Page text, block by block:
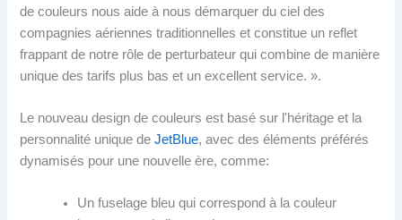
de couleurs nous aide à nous démarquer du ciel des
compagnies aériennes traditionnelles et constitue un reflet
frappant de notre rôle de perturbateur qui combine de manière
unique des tarifs plus bas et un excellent service. ».
Le nouveau design de couleurs est basé sur l'héritage et la
personnalité unique deJetBlue, avec des éléments préférés
dynamisés pour une nouvelle ère, comme:
Un fuselage bleu qui correspond à la couleur